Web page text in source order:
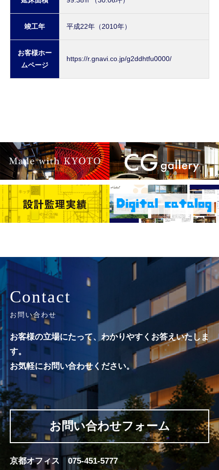
竣工年 平成22年（2010年）
お客様ホー
ムページ
https://r.gnavi.co.jp/g2ddhtfu0000/
Contact
お問い合わせ
お客様の立場にたって、わかりやすくお答えいたしま
す。
お気軽にお問い合わせください。
お問い合わせフォーム
京都オフィス 075-451-5777